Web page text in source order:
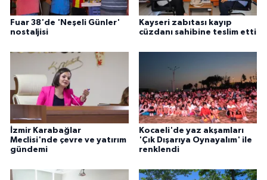
Fuar 38'de 'Neşeli Günler'
nostaljisi
Kayseri zabıtası kayıp
cüzdanı sahibine teslim etti
İzmir Karabağlar
Meclisi'nde çevre ve yatırım
gündemi
Kocaeli'de yaz akşamları
'Çık Dışarıya Oynayalım' ile
renklendi